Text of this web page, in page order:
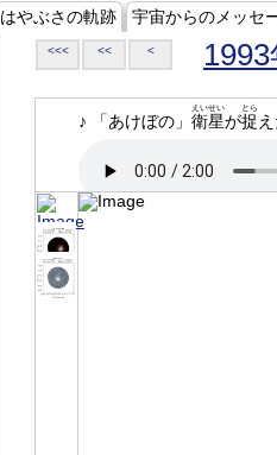
はやぶさの軌跡 宇宙からのメッセ
<<< << < 1993
♪ 「あけぼの」 衛星
えいせい
が捉
とら